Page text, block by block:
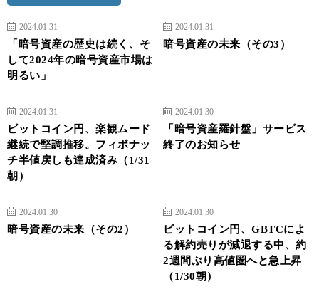
2024.01.31
「暗号資産の歴史は続く、そ
して2024年の暗号資産市場は
明るい」
2024.01.31
暗号資産の未来（その3）
2024.01.31
ビットコイン円、楽観ムード
継続で堅調推移。フィボナッ
チ半値戻しも達成済み（1/31
朝）
2024.01.30
「暗号資産羅針盤」サービス
終了のお知らせ
2024.01.30
暗号資産の未来（その2）
2024.01.30
ビットコイン円、GBTCによ
る解約売りが減退する中、約
2週間ぶり高値圏へと急上昇
（1/30朝）